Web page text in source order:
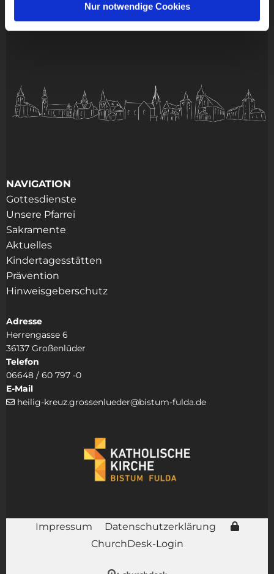
Nur notwendige Cookies
NAVIGATION
Gottesdienste
Unsere Pfarrei
Sakramente
Aktuelles
Kindertagesstätten
Prävention
Hinweisgeberschutz
Adresse
Herrengasse 6
36137 Großenlüder
Telefon
06648 / 60 797 -0
E-Mail
 heilig-kreuz.grossenlueder@bistum-fulda.de
Impressum
Datenschutzerklärung
ChurchDesk-Login